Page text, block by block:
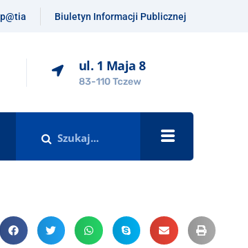
Biuletyn Informacji Publicznej
ul. 1 Maja 8
83-110 Tczew